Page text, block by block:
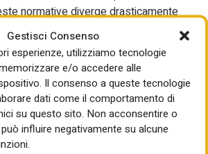
Gestisci Consenso
esperienze, utilizziamo tecnologie
e/o accedere alle
Il consenso a queste tecnologie
dati come il comportamento di
su questo sito. Non acconsentire o
influire negativamente su alcune
normative diverge drasticamente
di salvaguardare la vita umana.
in dettaglio le criticità
incendio, amplificato da architetture
al gas radon, un killer invisibile,
idraulica in un’era di
e al potenziale profilo di
che antepongono la
alla tutela della salute.